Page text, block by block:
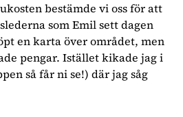
bestämde vi oss för att
som Emil sett dagen
en karta över området, men
pengar. Istället kikade jag i
så får ni se!) där jag såg